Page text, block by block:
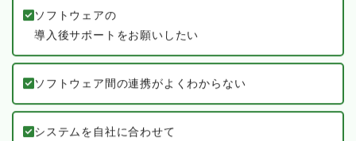
ソフトウェアの
導入後サポートをお願いしたい
ソフトウェア間の連携がよくわからない